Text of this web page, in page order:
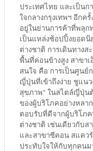
ประเทศไทย และเป็น
ใจกลางกรุงเทพฯ อีกค
อยู่ในย่านการค้าที่พลุก
เป็นแหล่งช้อปปิ้งยอดนิ
ต่างชาติ การเดินทาง
พื้นที่ค่อนข้างสูง สาขาเ
สนใจ คือ การเป็นศูนย์
ญี่ปุ่นที่เข้าถึงง่าย ชูแน
สุขภาพ" ในสไตล์ญี่ปุ่น
ของผู้บริโภคอย่างหลา
ตอบรับที่ดีจากผู้บริโภค
ต่างชาติ เช่นเดียวกับส
และสาขาซีคอน สแคว
ประทับใจให้กับทุกคนม